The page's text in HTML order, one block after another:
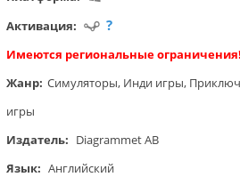
Активация:
?
Имеются региональные ограничения!
Жанр: Симуляторы, Инди игры,
игры
Издатель: Diagrammet AB
Язык: Английский